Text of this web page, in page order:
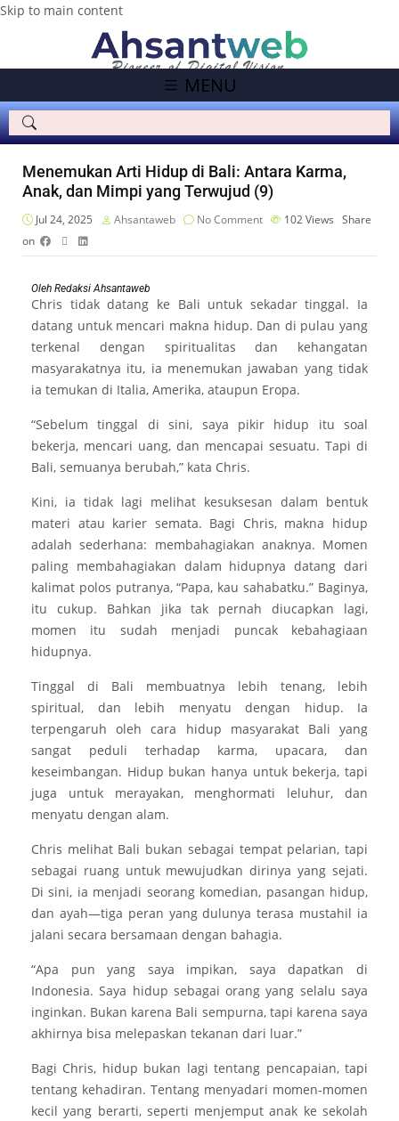
Skip to main content
MENU
Menemukan Arti Hidup di Bali: Antara Karma,
Anak, dan Mimpi yang Terwujud (9)
Jul 24, 2025 Ahsantaweb No Comment 102Views Share
on
Oleh Redaksi Ahsantaweb
Chris tidak datang ke Bali untuk sekadar tinggal. Ia
datang untuk mencari makna hidup. Dan di pulau yang
terkenal dengan spiritualitas dan kehangatan
masyarakatnya itu, ia menemukan jawaban yang tidak
ia temukan di Italia, Amerika, ataupun Eropa.
“Sebelum tinggal di sini, saya pikir hidup itu soal
bekerja, mencari uang, dan mencapai sesuatu. Tapi di
Bali, semuanya berubah,” kata Chris.
Kini, ia tidak lagi melihat kesuksesan dalam bentuk
materi atau karier semata. Bagi Chris, makna hidup
adalah sederhana: membahagiakan anaknya. Momen
paling membahagiakan dalam hidupnya datang dari
kalimat polos putranya, “Papa, kau sahabatku.” Baginya,
itu cukup. Bahkan jika tak pernah diucapkan lagi,
momen itu sudah menjadi puncak kebahagiaan
hidupnya.
Tinggal di Bali membuatnya lebih tenang, lebih
spiritual, dan lebih menyatu dengan hidup. Ia
terpengaruh oleh cara hidup masyarakat Bali yang
sangat peduli terhadap karma, upacara, dan
keseimbangan. Hidup bukan hanya untuk bekerja, tapi
juga untuk merayakan, menghormati leluhur, dan
menyatu dengan alam.
Chris melihat Bali bukan sebagai tempat pelarian, tapi
sebagai ruang untuk mewujudkan dirinya yang sejati.
Di sini, ia menjadi seorang komedian, pasangan hidup,
dan ayah—tiga peran yang dulunya terasa mustahil ia
jalani secara bersamaan dengan bahagia.
“Apa pun yang saya impikan, saya dapatkan di
Indonesia. Saya hidup sebagai orang yang selalu saya
inginkan. Bukan karena Bali sempurna, tapi karena saya
akhirnya bisa melepaskan tekanan dari luar.”
Bagi Chris, hidup bukan lagi tentang pencapaian, tapi
tentang kehadiran. Tentang menyadari momen-momen
kecil yang berarti, seperti menjemput anak ke sekolah